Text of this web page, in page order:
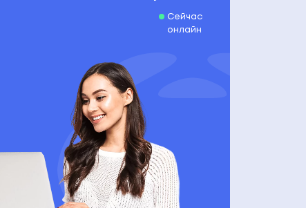
Сейчас
онлайн